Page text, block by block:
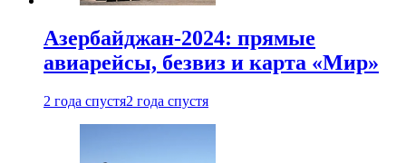
Азербайджан-2024: прямые
авиарейсы, безвиз и карта «Мир»
2 года спустя2 года спустя